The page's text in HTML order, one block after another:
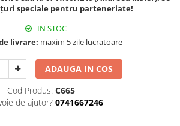
speciale pentru parteneriate!
IN STOC
livrare: maxim 5 zile lucratoare
ADAUGA IN COS
Cod Produs: C665
de ajutor? 0741667246